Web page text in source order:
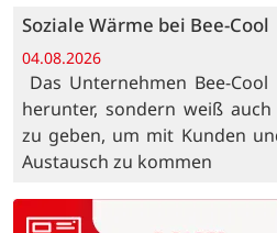
Soziale Wärme bei Bee-Cool
04.08.2026
Das Unternehmen Bee-
herunter, sondern weiß
zu geben, um mit Kunden
Austausch zu kommen